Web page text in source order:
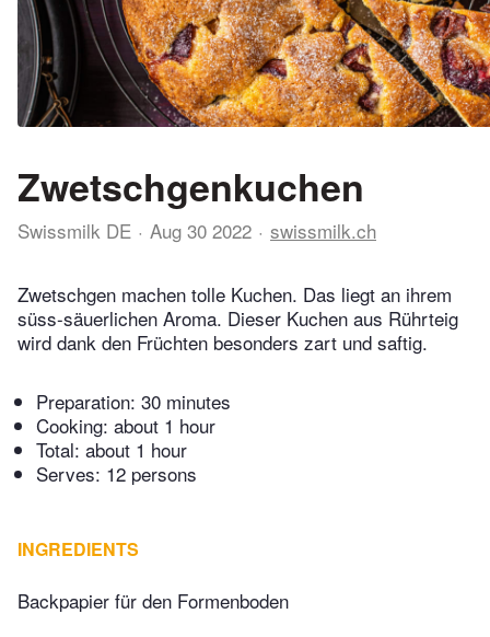
Zwetschgenkuchen
Swissmilk DE Aug 30 2022 swissmilk.ch
Zwetschgen machen tolle Kuchen. Das liegt an ihrem
süss-säuerlichen Aroma. Dieser Kuchen aus Rührteig
wird dank den Früchten besonders zart und saftig.
Preparation: 30 minutes
Cooking: about 1 hour
Total: about 1 hour
Serves: 12 persons
INGREDIENTS
Backpapier für den Formenboden